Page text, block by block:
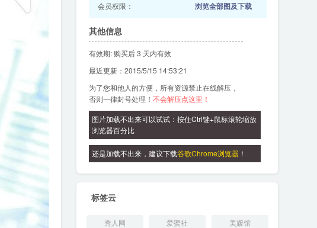
会员权限： 浏览全部图及下载
其他信息
有效期: 购买后 3 天内有效
最近更新：2015/5/15 14:53:21
为了您和他人的方便，所有资源禁止在线解压，
否则一律封号处理！ 不会解压点这里！
图片加载不出来可以试试：按住Ctrl键+鼠标滚轮缩放
浏览器百分比
还是加载不出来，建议下载谷歌Chrome浏览器 ！
标签云
秀人网 爱蜜社 美媛馆